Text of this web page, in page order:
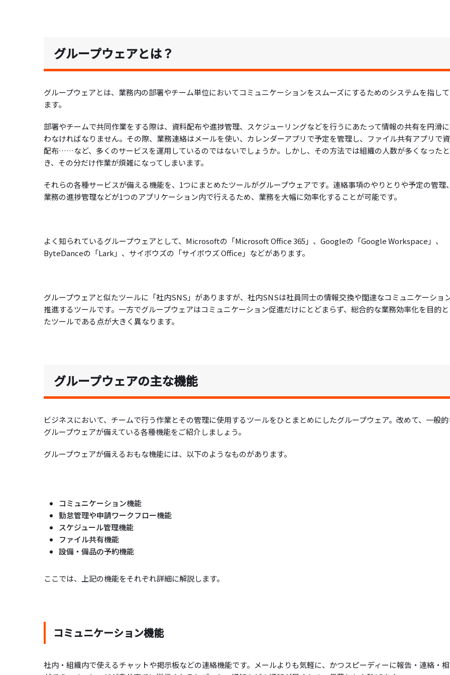
グループウェアとは？
グループウェアとは、業務内の部署やチーム単位においてコミュニケーションをスムーズにするためのシステムを指し
ます。
部署やチームで共同作業をする際は、資料配布や進捗管理、スケジューリングなどを行うにあたって情報の共有を円滑
わなければなりません。その際、業務連絡はメールを使い、カレンダーアプリで予定を管理し、ファイル共有アプリで
配布……など、多くのサービスを運用しているのではないでしょうか。しかし、その方法では組織の人数が多くなったと
き、その分だけ作業が煩雑になってしまいます。
それらの各種サービスが備える機能を、1つにまとめたツールがグループウェアです。連絡事項のやりとりや予定の管理
業務の進捗管理などが1つのアプリケーション内で行えるため、業務を大幅に効率化することが可能です。
よく知られているグループウェアとして、Microsoftの「Microsoft Office 365」、Googleの「Google Workspace」、
ByteDanceの「Lark」、サイボウズの「サイボウズ Office」などがあります。
グループウェアと似たツールに「社内SNS」がありますが、社内SNSは社員同士の情報交換や闊達なコミュニケーショ
推進するツールです。一方でグループウェアはコミュニケーション促進だけにとどまらず、総合的な業務効率化を目的
たツールである点が大きく異なります。
グループウェアの主な機能
ビジネスにおいて、チームで行う作業とその管理に使用するツールをひとまとめにしたグループウェア。改めて、一般
グループウェアが備えている各種機能をご紹介しましょう。
グループウェアが備えるおもな機能には、以下のようなものがあります。
コミュニケーション機能
勤怠管理や申請ワークフロー機能
スケジュール管理機能
ファイル共有機能
設備・備品の予約機能
ここでは、上記の機能をそれぞれ詳細に解説します。
コミュニケーション機能
社内・組織内で使えるチャットや掲示板などの連絡機能です。メールよりも気軽に、かつスピーディーに報告・連絡・